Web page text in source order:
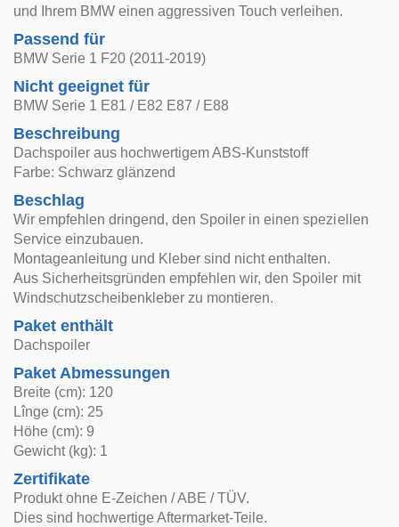
und Ihrem BMW einen aggressiven Touch verleihen.
Passend für
BMW Serie 1 F20 (2011-2019)
Nicht geeignet für
BMW Serie 1 E81 / E82 E87 / E88
Beschreibung
Dachspoiler aus hochwertigem ABS-Kunststoff
Farbe: Schwarz glänzend
Beschlag
Wir empfehlen dringend, den Spoiler in einen speziellen
Service einzubauen.
Montageanleitung und Kleber sind nicht enthalten.
Aus Sicherheitsgründen empfehlen wir, den Spoiler mit
Windschutzscheibenkleber zu montieren.
Paket enthält
Dachspoiler
Paket Abmessungen
Breite (cm): 120
Lînge (cm): 25
Höhe (cm): 9
Gewicht (kg): 1
Zertifikate
Produkt ohne E-Zeichen / ABE / TÜV.
Dies sind hochwertige Aftermarket-Teile.